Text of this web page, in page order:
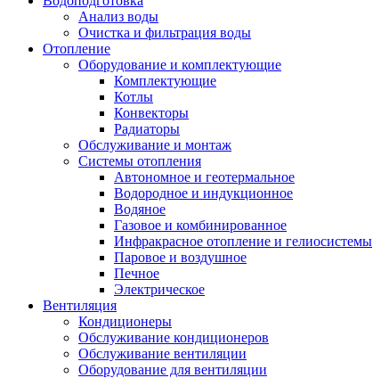
Анализ воды
Очистка и фильтрация воды
Отопление
Оборудование и комплектующие
Комплектующие
Котлы
Конвекторы
Радиаторы
Обслуживание и монтаж
Системы отопления
Автономное и геотермальное
Водородное и индукционное
Водяное
Газовое и комбинированное
Инфракрасное отопление и гелиосистемы
Паровое и воздушное
Печное
Электрическое
Вентиляция
Кондиционеры
Обслуживание кондиционеров
Обслуживание вентиляции
Оборудование для вентиляции